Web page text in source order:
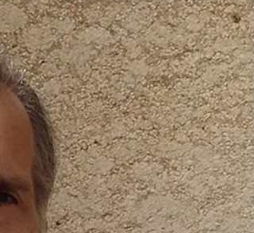
familiari, con un nome e un posto, ma non siano
al cento per cento? Credo sia la stessa sensazione
che chiunque possa provare visitando la finta
ricostruita a Las Vegas, all’interno del Venetian
Resort....